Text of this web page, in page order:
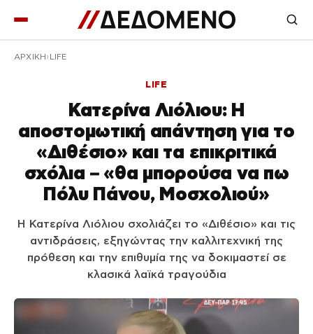
ΑΡΧΙΚΉ LIFE
LIFE
Κατερίνα Λιόλιου: Η
αποστομωτική απάντηση για το
«Διθέσιο» και τα επικριτικά
σχόλια – «θα μπορούσα να πω
Πόλυ Πάνου, Μοσχολιού»
Η Κατερίνα Λιόλιου σχολιάζει το «Διθέσιο» και τις
αντιδράσεις, εξηγώντας την καλλιτεχνική της
πρόθεση και την επιθυμία της να δοκιμαστεί σε
κλασικά λαϊκά τραγούδια